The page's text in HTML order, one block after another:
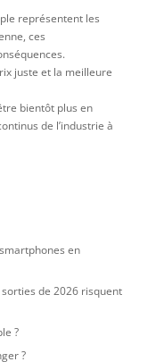
représentent les
ces
juste et la meilleure
bientôt plus en
de l’industrie à
en
de 2026 risquent
?
?